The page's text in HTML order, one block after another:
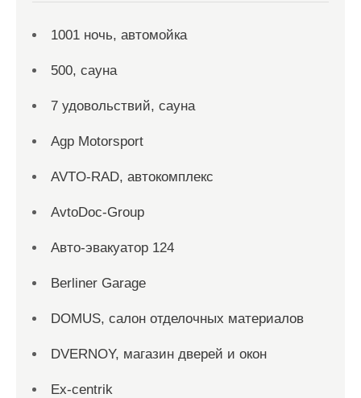
1001 ночь, автомойка
500, сауна
7 удовольствий, сауна
Agp Motorsport
AVTO-RAD, автокомплекс
AvtoDoc-Group
Aвто-эвакуатор 124
Berliner Garage
DOMUS, салон отделочных материалов
DVERNOY, магазин дверей и окон
Ex-centrik